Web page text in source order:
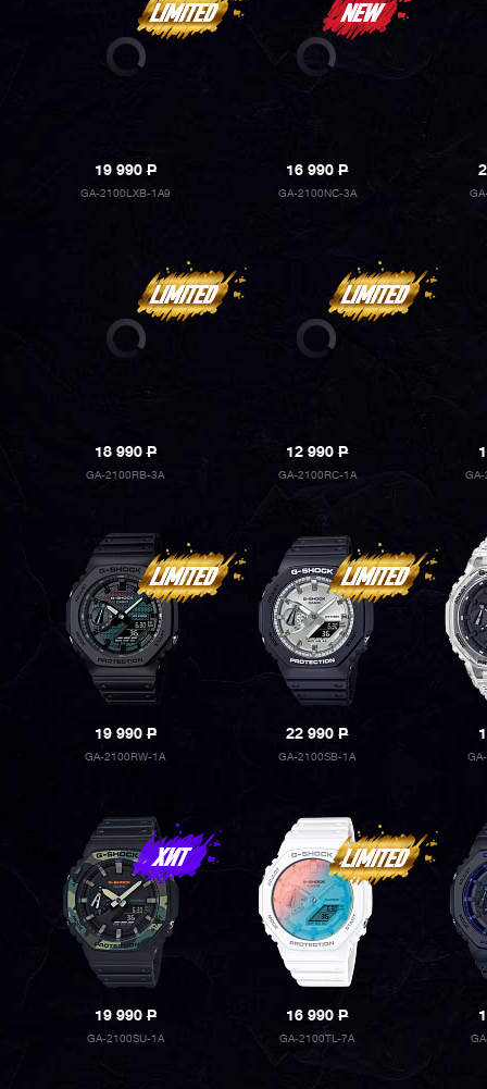
19 990P
GA-2100LXB-1A9
16 990P
GA-2100NC-3A
18 990P
GA-2100RB-3A
12 990P
GA-2100RC-1A
19 990P
GA-2100RW-1A
22 990P
GA-2100SB-1A
19 990P
GA-2100SU-1A
16 990P
GA-2100TL-7A